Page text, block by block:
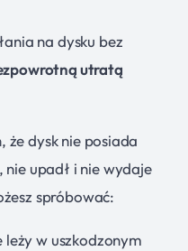
na dysku bez
utratą
że dysk nie posiada
nie upadł i nie wydaje
spróbować:
leży w uszkodzonym